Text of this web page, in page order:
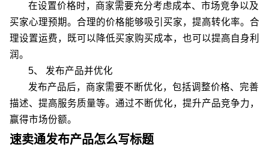
在设置价格时，商家需要充分考虑成本、市场竞争以及
买家心理预期。合理的价格能够吸引买家，提高转化率。合
理设置运费，既可以降低买家购买成本，也可以提高自身利
润。
5、 发布产品并优化
发布产品后，商家需要不断优化，包括调整价格、完善
描述、提高服务质量等。通过不断优化，提升产品竞争力，
赢得市场份额。
速卖通发布产品怎么写标题